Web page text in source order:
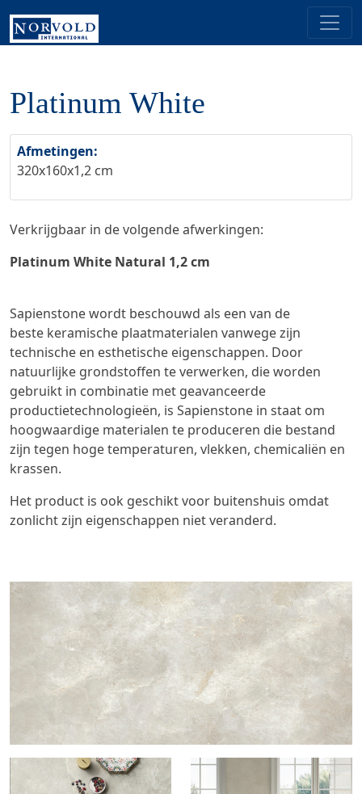
Platinum White
Afmetingen:
320x160x1,2 cm
Verkrijgbaar in de volgende afwerkingen:
Platinum White Natural 1,2 cm
Sapienstone wordt beschouwd als een van de
beste keramische plaatmaterialen vanwege zijn
technische en esthetische eigenschappen. Door
natuurlijke grondstoffen te verwerken, die worden
gebruikt in combinatie met geavanceerde
productietechnologieën, is Sapienstone in staat om
hoogwaardige materialen te produceren die bestand
zijn tegen hoge temperaturen, vlekken, chemicaliën en
krassen.
Het product is ook geschikt voor buitenshuis omdat
zonlicht zijn eigenschappen niet veranderd.